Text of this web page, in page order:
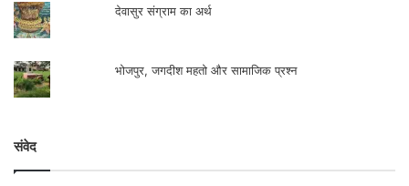
देवासुर संग्राम का अर्थ
भोजपुर, जगदीश महतो और सामाजिक प्रश्न
संवेद